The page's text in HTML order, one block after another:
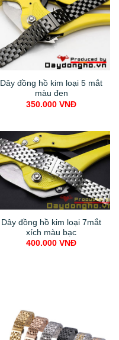
Dây đồng hồ kim loại 5 mắt
màu đen
350.000 VNĐ
Dây đồng hồ kim loại 7mắt
xích màu bạc
400.000 VNĐ